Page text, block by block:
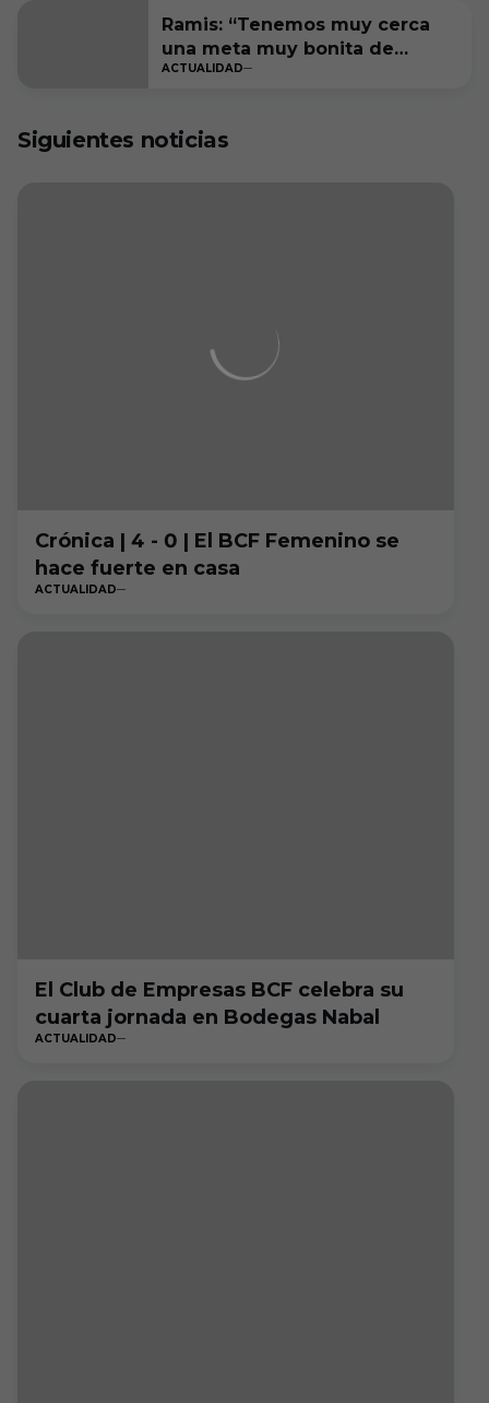
Ramis: “Tenemos muy cerca
una meta muy bonita de
cumplir”
ACTUALIDAD
Siguientes noticias
Crónica | 4 - 0 | El BCF Femenino se
hace fuerte en casa
ACTUALIDAD
El Club de Empresas BCF celebra su
cuarta jornada en Bodegas Nabal
ACTUALIDAD